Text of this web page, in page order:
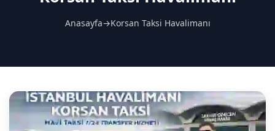
Anasayfa→Korsan Taksi Havalimanı